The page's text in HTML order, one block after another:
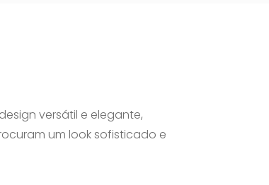
versátil e elegante,
um look sofisticado e